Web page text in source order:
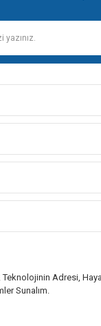
Teknolojinin Adresi,
Sunalım.